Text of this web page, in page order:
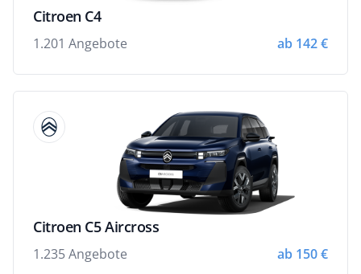
Citroen C4
1.201 Angebote ab 142 €
Citroen C5 Aircross
1.235 Angebote ab 150 €